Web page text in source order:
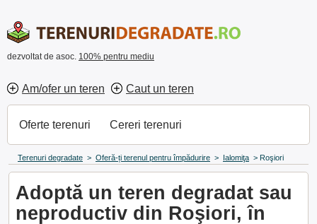
dezvoltat de asoc. 100% pentru mediu
Am/ofer un teren Caut un teren
Oferte terenuri Cereri terenuri
Terenuri degradate > Oferă-ți terenul pentru împădurire > Ialomiţa > Roşiori
Adoptă un teren degradat sau
neproductiv din Roşiori, în